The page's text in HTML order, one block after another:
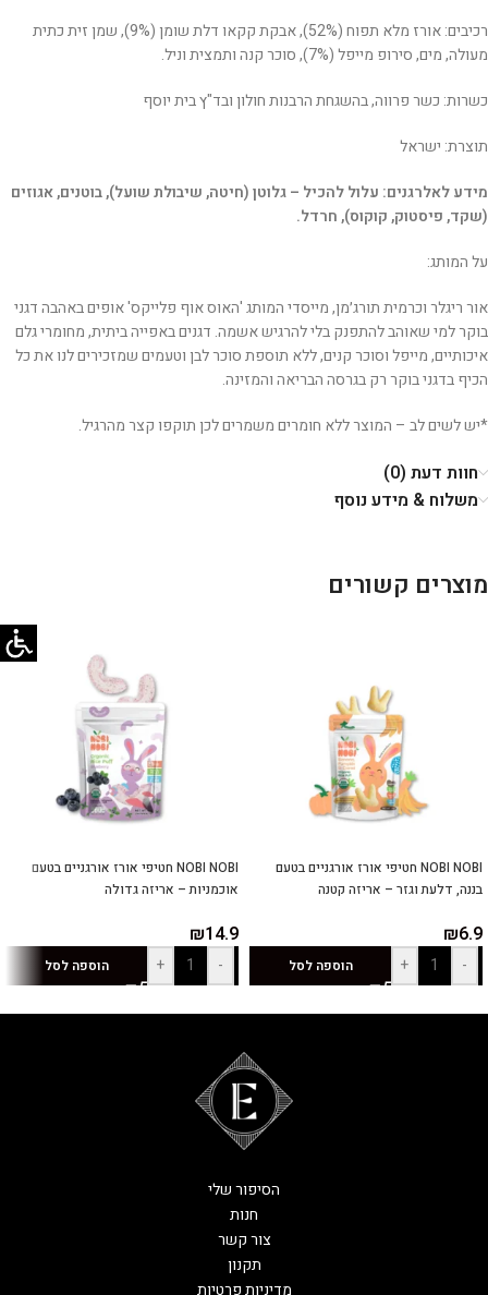
רכיבים: אורז מלא תפוח (52%), אבקת קקאו דלת שומן (9%), שמן זית כתית
מעולה, מים, סירופ מייפל (7%), סוכר קנה ותמצית וניל.
כשרות: כשר פרווה, בהשגחת הרבנות חולון ובד"ץ בית יוסף
תוצרת: ישראל
מידע לאלרגנים: עלול להכיל – גלוטן (חיטה, שיבולת שועל), בוטנים, אגוזים
(שקד, פיסטוק, קוקוס), חרדל.
על המותג:
אור ריגלר וכרמית תורג׳מן, מייסדי המותג 'האוס אוף פלייקס' אופים באהבה דגני
בוקר למי שאוהב להתפנק בלי להרגיש אשמה. דגנים באפייה ביתית, מחומרי גלם
איכותיים, מייפל וסוכר קנים, ללא תוספת סוכר לבן וטעמים שמזכירים לנו את כל
הכיף בדגני בוקר רק בגרסה הבריאה והמזינה.
*יש לשים לב – המוצר ללא חומרים משמרים לכן תוקפו קצר מהרגיל.
חוות דעת (0)
משלוח & מידע נוסף
מוצרים קשורים
NOBI NOBI חטיפי אורז אורגניים בטעם
בננה, דלעת וגזר – אריזה קטנה
₪6.9
-
+ הוספה לסל
NOBI NOBI חטיפי אורז אורגניים בטעם
אוכמניות – אריזה גדולה
₪14.9
-
+ הוספה לסל
הסיפור שלי
חנות
צור קשר
תקנון